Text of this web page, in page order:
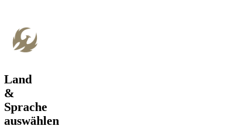
Land
&
Sprache
auswählen